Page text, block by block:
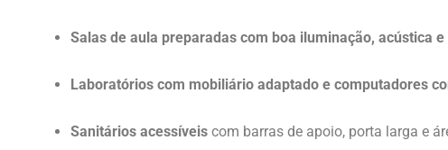
Salas de aula preparadas com boa iluminação, acústica
Laboratórios com mobiliário adaptado e computadores
Sanitários acessíveis com barras de apoio, porta larga e